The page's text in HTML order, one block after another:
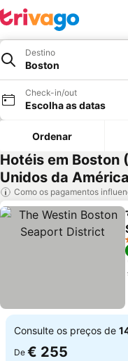
Destino
Boston
Check-in/out
Escolha as datas
Ordenar
Hotéis em Boston
Unidos da
Como os pagamentos
Consulte os preços de
De € 255